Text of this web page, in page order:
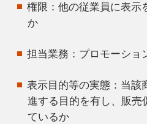
権限：他の従業員に表示
か
担当業務：プロモーショ
表示目的等の実態：当該
進する目的を有し、販売
ているか